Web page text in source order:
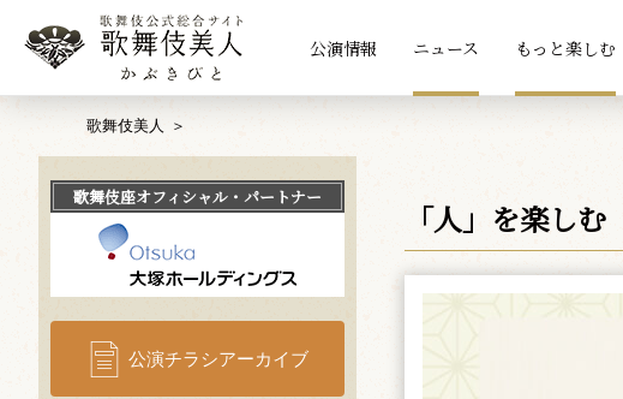
公演情報 ニュース もっと楽しむ
歌舞伎美人
「人」を楽しむ
歌舞伎座オフィシャル・パートナー
公演チラシアーカイブ